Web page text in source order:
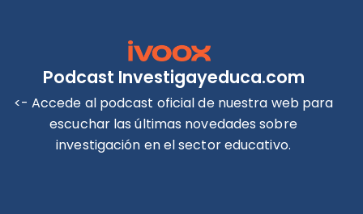
Podcast Investigayeduca.com
<- Accede al podcast oficial de nuestra web para
escuchar las últimas novedades sobre
investigación en el sector educativo.